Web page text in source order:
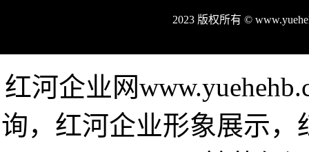
2023 版权所有 ©
红河企业网
询，红河企业形象展示